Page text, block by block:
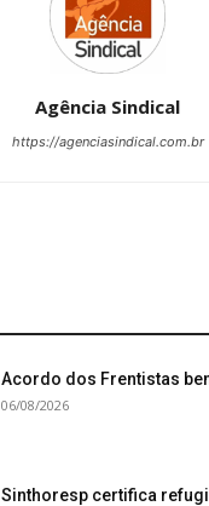
Agência Sindical
https://agenciasindical.com.br
Acordo dos Frentistas
06/08/2026
Sinthoresp certifica